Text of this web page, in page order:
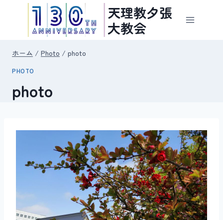
天理教夕張
大教会
ホーム / Photo / photo
PHOTO
photo